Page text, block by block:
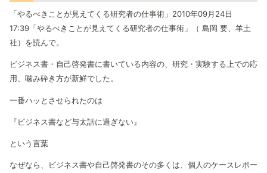
「やるべきことが見えてくる研究者の仕事術」2010年09月24日
17:39「やるべきことが見えてくる研究者の仕事術」（ 島岡 要、羊土
社）を読んで。
ビジネス書・自己啓発書に書いている内容の、研究・実験する上での応
用、噛み砕き方が新鮮でした。
一番ハッとさせられたのは
『ビジネス書など与太話に過ぎない』
という言葉
なぜなら、ビジネス書や自己啓発書のその多くは、個人のケースレポー